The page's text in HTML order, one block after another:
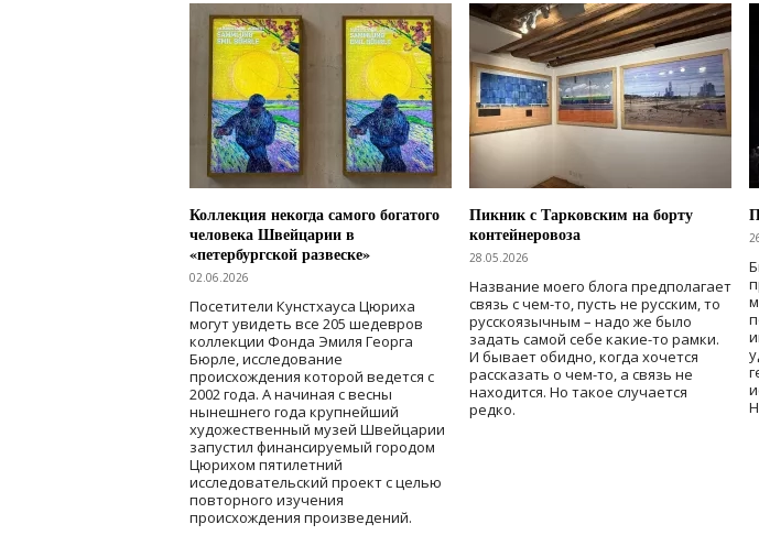
Коллекция некогда самого богатого
человека Швейцарии в
«петербургской развеске»
02.06.2026
Посетители Кунстхауса Цюриха
могут увидеть все 205 шедевров
коллекции Фонда Эмиля Георга
Бюрле, исследование
происхождения которой ведется с
2002 года. А начиная с весны
нынешнего года крупнейший
художественный музей Швейцарии
запустил финансируемый городом
Цюрихом пятилетний
исследовательский проект с целью
повторного изучения
происхождения произведений.
Пикник с Тарковским на борту
контейнеровоза
28.05.2026
Название моего блога предполагает
связь с чем-то, пусть не русским, то
русскоязычным – надо же было
задать самой себе какие-то рамки.
И бывает обидно, когда хочется
рассказать о чем-то, а связь не
находится. Но такое случается
редко.